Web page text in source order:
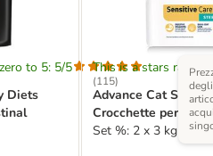
to 5: 5/5
Diets
This is a stars rating
(115)
Advance Cat
Crocchette per gatto
Set %: 2 x 3 kg